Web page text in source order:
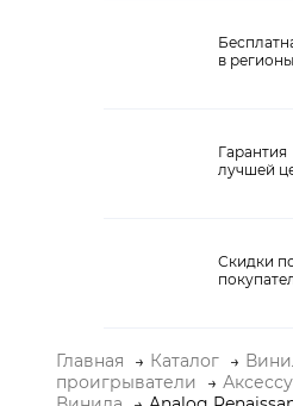
Виниловые
Домашние кинотеатры
Портативный Hi-Fi
в
Гарантия
лучшей
Скидки
Главная Каталог
проигрыватели